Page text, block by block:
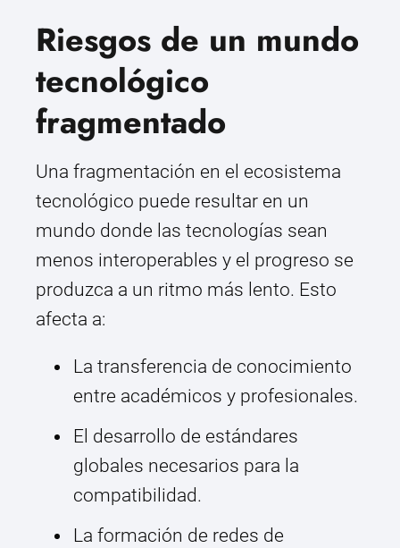
Riesgos de un mundo
tecnológico
fragmentado
Una fragmentación en el ecosistema
tecnológico puede resultar en un
mundo donde las tecnologías sean
menos interoperables y el progreso se
produzca a un ritmo más lento. Esto
afecta a:
La transferencia de conocimiento
entre académicos y profesionales.
El desarrollo de estándares
globales necesarios para la
compatibilidad.
La formación de redes de